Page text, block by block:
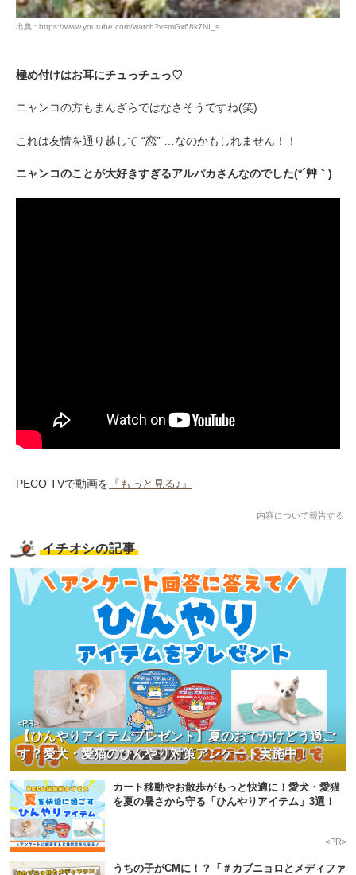
出典 : https://www.youtube.com/watch?v=mGx68k7NI_s
極め付けはお耳にチュっチュっ♡
ニャンコの方もまんざらではなさそうですね(笑)
これは友情を通り越して “恋” …なのかもしれません！！
ニャンコのことが大好きすぎるアルパカさんなのでした(*´艸｀)
PECO TVで動画を 『もっと見る♪』
内容について報告する
イチオシの記事
【ひんやりアイテムプレゼント】夏のおでかけどう過ご
す？愛犬・愛猫のひんやり対策アンケート実施中！
<PR>
カート移動やお散歩がもっと快適に！愛犬・愛猫
を夏の暑さから守る「ひんやりアイテム」3選！
<PR>
うちの子がCMに！？「＃カブニョロとメディファ